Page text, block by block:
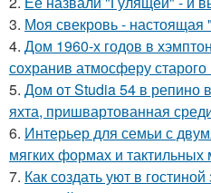
3. Моя свекровь - настоящая
4. Дом 1960-х годов в
сохранив атмосферу
5. Дом от Studia 54 в репино
яхта, пришвартованная
6. Интерьер для семьи с
мягких формах и тактильных
7. Как создать уют в